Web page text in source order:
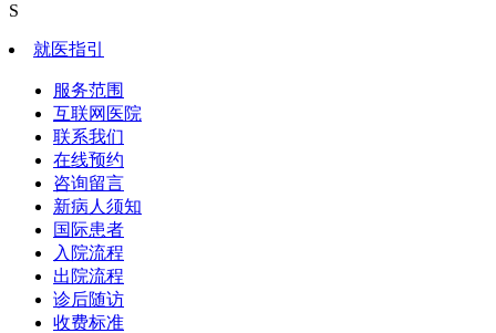
S
就医指引
服务范围
互联网医院
联系我们
在线预约
咨询留言
新病人须知
国际患者
入院流程
出院流程
诊后随访
收费标准